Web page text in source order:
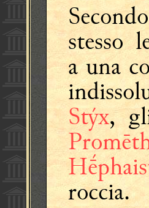
stesso
a una
Stýx,
roccia.